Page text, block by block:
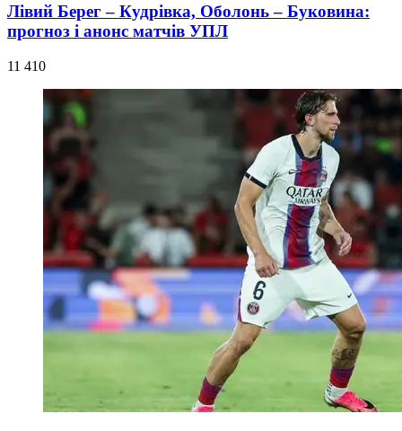
Лівий Берег – Кудрівка, Оболонь – Буковина:
прогноз і анонс матчів УПЛ
11 410